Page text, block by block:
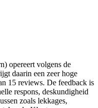
opereert volgens de
daarin een zeer hoge
15 reviews. De feedback is
respons, deskundigheid
zoals lekkages,